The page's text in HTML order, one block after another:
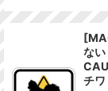
ない
チワ